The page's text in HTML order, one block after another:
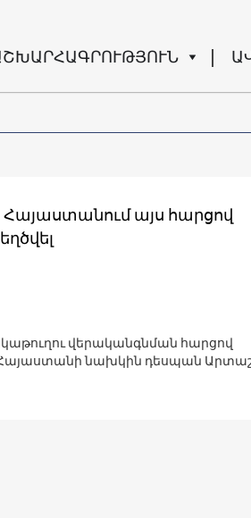
այս հարցով
վերականգնման հարցով
նախկին դեսպան